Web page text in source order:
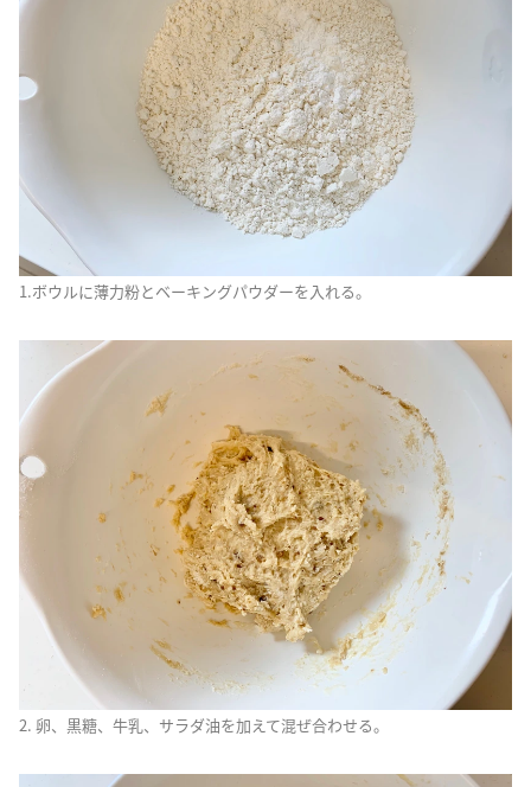
1.ボウルに薄力粉とベーキングパウダーを入れる。
2. 卵、黒糖、牛乳、サラダ油を加えて混ぜ合わせる。